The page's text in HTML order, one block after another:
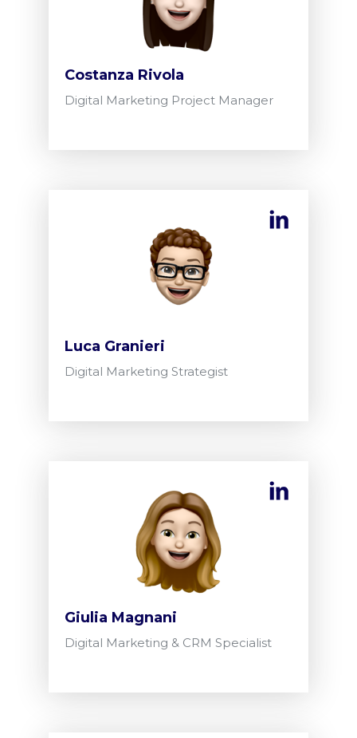
Costanza Rivola
Digital Marketing Project Manager
Luca Granieri
Digital Marketing Strategist
Giulia Magnani
Digital Marketing & CRM Specialist